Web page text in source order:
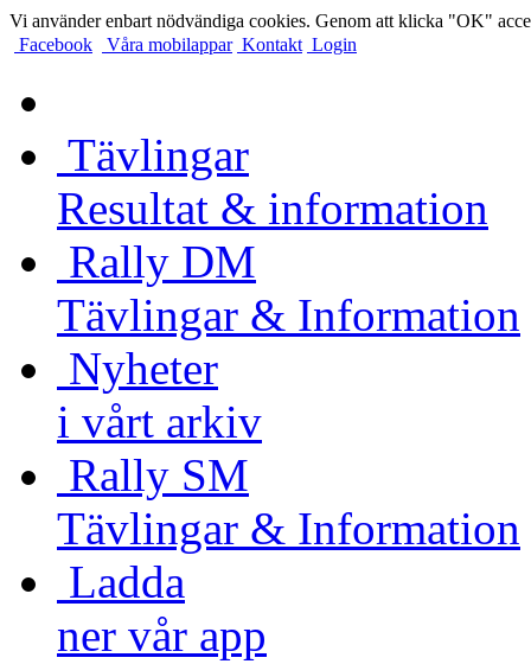
Vi använder enbart nödvändiga cookies. Genom att klicka "OK"
Facebook
Våra mobilappar Kontakt Login
Tävlingar
Resultat & information
Rally DM
Tävlingar & Information
Nyheter
i vårt arkiv
Rally SM
Tävlingar & Information
Ladda
ner vår app